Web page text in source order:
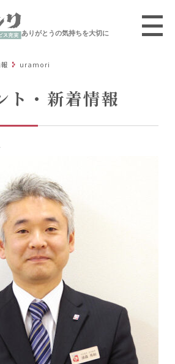
ありがとうの気持ちを大切に
uramori
ト・新着情報